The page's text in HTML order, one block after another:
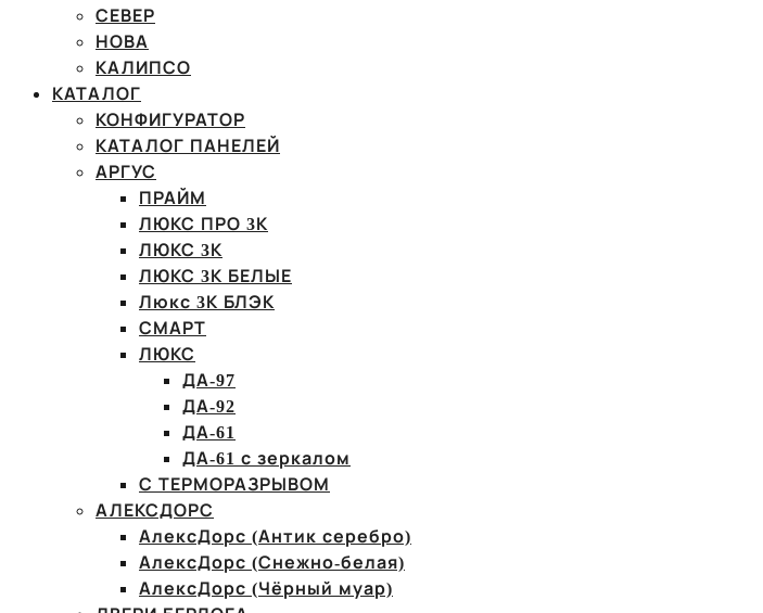
СЕВЕР
НОВА
КАЛИПСО
КАТАЛОГ
КОНФИГУРАТОР
КАТАЛОГ ПАНЕЛЕЙ
АРГУС
ПРАЙМ
ЛЮКС ПРО 3К
ЛЮКС 3К
ЛЮКС 3К БЕЛЫЕ
Люкс 3К БЛЭК
СМАРТ
ЛЮКС
ДА-97
ДА-92
ДА-61
ДА-61 с зеркалом
С ТЕРМОРАЗРЫВОМ
АЛЕКСДОРС
АлексДорс (Антик серебро)
АлексДорс (Снежно-белая)
АлексДорс (Чёрный муар)